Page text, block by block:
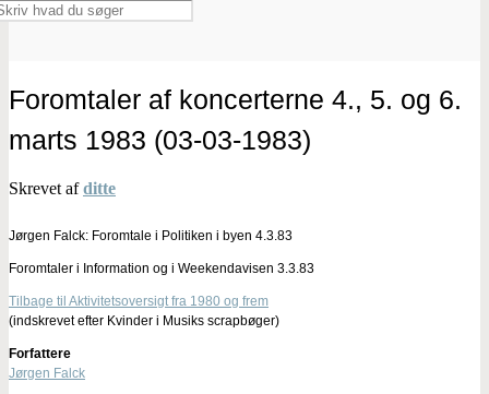
Foromtaler af koncerterne 4., 5. og 6.
marts 1983 (03-03-1983)
Skrevet afditte
Jørgen Falck: Foromtale i Politiken i byen 4.3.83
Foromtaler i Information og i Weekendavisen 3.3.83
Tilbage til Aktivitetsoversigt fra 1980 og frem
(indskrevet efter Kvinder i Musiks scrapbøger)
Forfattere
Jørgen Falck